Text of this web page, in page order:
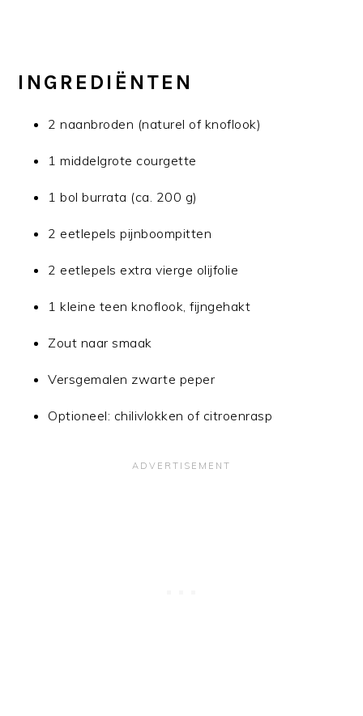
INGREDIËNTEN
2 naanbroden (naturel of knoflook)
1 middelgrote courgette
1 bol burrata (ca. 200 g)
2 eetlepels pijnboompitten
2 eetlepels extra vierge olijfolie
1 kleine teen knoflook, fijngehakt
Zout naar smaak
Versgemalen zwarte peper
Optioneel: chilivlokken of citroenrasp